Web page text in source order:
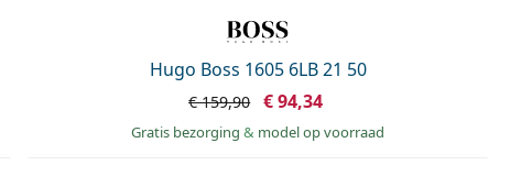
Hugo Boss 1605 6LB 21 50
€ 159,90 € 94,34
Gratis bezorging & model op voorraad